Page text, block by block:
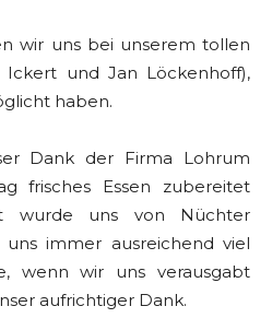
wir uns bei unserem tollen
Ickert und Jan Löckenhoff),
haben.
Dank der Firma Lohrum
frisches Essen zubereitet
wurde uns von Nüchter
immer ausreichend viel
wenn wir uns verausgabt
aufrichtiger Dank.